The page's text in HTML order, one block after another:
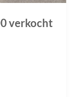
verkocht